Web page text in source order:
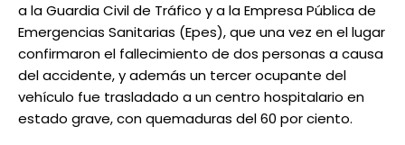
a la Guardia Civil de Tráfico y a la Empresa Pública de
Emergencias Sanitarias (Epes), que una vez en el lugar
confirmaron el fallecimiento de dos personas a causa
del accidente, y además un tercer ocupante del
vehículo fue trasladado a un centro hospitalario en
estado grave, con quemaduras del 60 por ciento.